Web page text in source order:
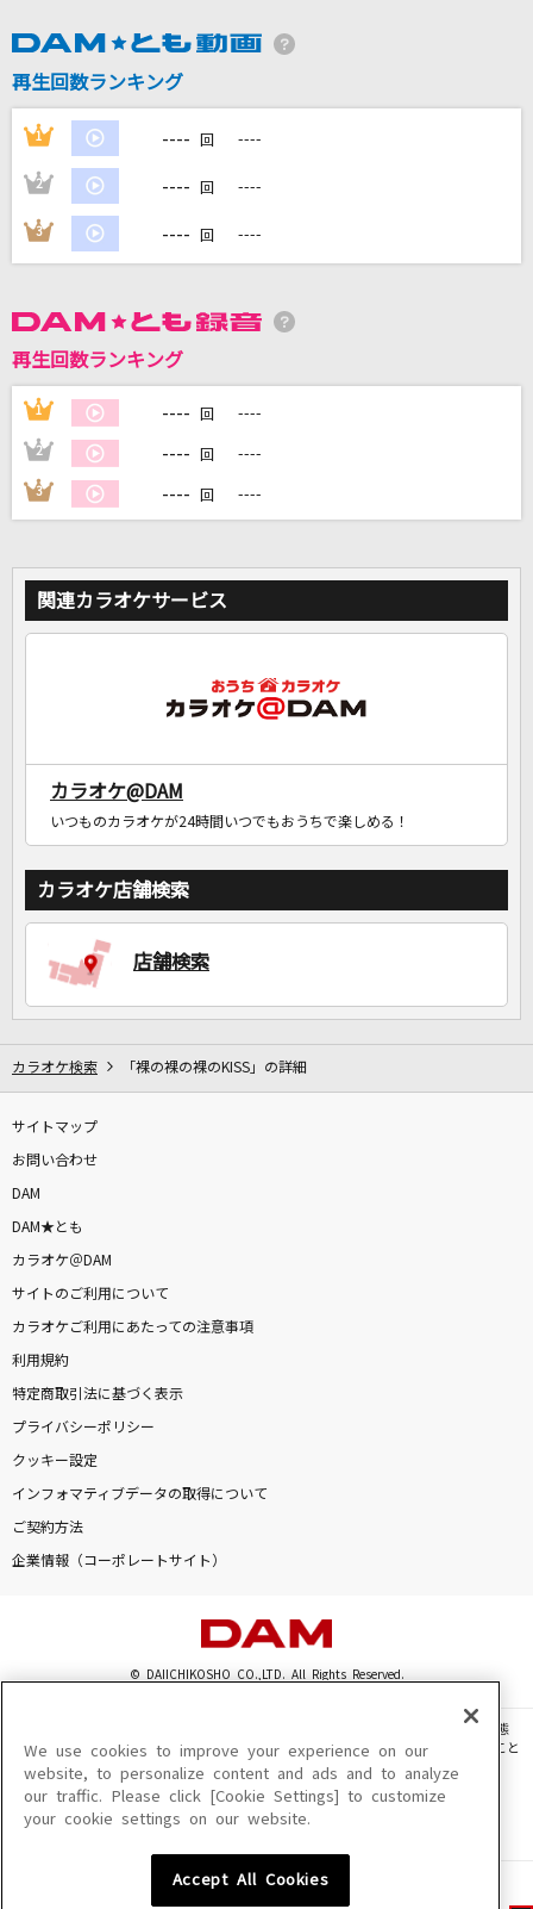
Mrs. GREEN APPLE
カラオケ最新情報をチェック！
再生回数ランキング
1 ---- 回 ----
2 ---- 回 ----
3 ---- 回 ----
再生回数ランキング
1 ---- 回 ----
2 ---- 回 ----
3 ---- 回 ----
関連カラオケサービス
カラオケ@DAM
いつものカラオケが24時間いつでもおうちで楽しめる！
カラオケ店舗検索
店舗検索
カラオケ検索 「裸の裸の裸のKISS」の詳細
サイトマップ
お問い合わせ
DAM
DAM★とも
カラオケ＠DAM
サイトのご利用について
カラオケご利用にあたっての注意事項
利用規約
特定商取引法に基づく表示
プライバシーポリシー
クッキー設定
インフォマティブデータの取得について
ご契約方法
企業情報（コーポレートサイト）
© DAIICHIKOSHO CO.,LTD. All Rights Reserved.
このサイトに掲載されている一切の文章・画像・写真・動画・音声等を、手段や形態
を問わず、著作権法の定める範囲を超えて無断で複製、転載、ファイル化などすること
を禁じます。
楽曲及びコンテンツは、機種によりご利用いただけない場合があります。
楽曲及びコンテンツの配信日、配信内容が変更になる場合があります。
We use cookies to improve your experience on our
website, to personalize content and ads and to analyze
our traffic. Please click [Cookie Settings] to customize
your cookie settings on our website.
Accept All Cookies